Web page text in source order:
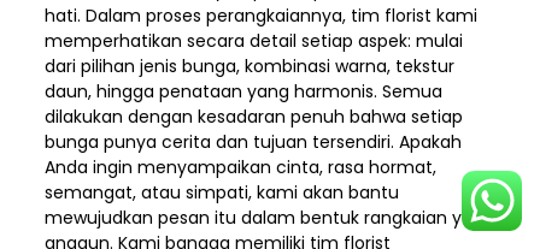
hati. Dalam proses perangkaiannya, tim florist kami
memperhatikan secara detail setiap aspek: mulai
dari pilihan jenis bunga, kombinasi warna, tekstur
daun, hingga penataan yang harmonis. Semua
dilakukan dengan kesadaran penuh bahwa setiap
bunga punya cerita dan tujuan tersendiri. Apakah
Anda ingin menyampaikan cinta, rasa hormat,
semangat, atau simpati, kami akan bantu
mewujudkan pesan itu dalam bentuk rangkaian yang
anggun. Kami bangga memiliki tim florist